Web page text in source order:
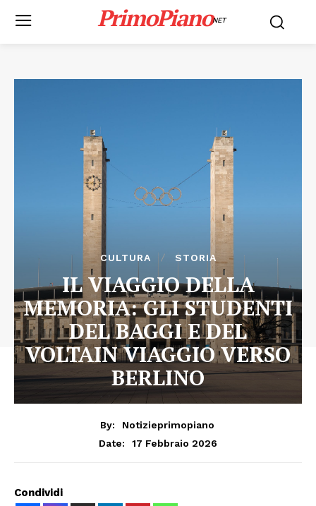
PrimoPianoNET
CULTURA STORIA
IL VIAGGIO DELLA
MEMORIA: GLI STUDENTI
DEL BAGGI E DEL
VOLTAIN VIAGGIO VERSO
BERLINO
By:
Notizieprimopiano
Date:
17 Febbraio 2026
Condividi